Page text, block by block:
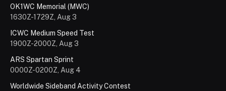
OK1WC Memorial (MWC)
1630Z-1729Z, Aug 3
ICWC Medium Speed Test
1900Z-2000Z, Aug 3
ARS Spartan Sprint
0000Z-0200Z, Aug 4
Worldwide Sideband Activity Contest